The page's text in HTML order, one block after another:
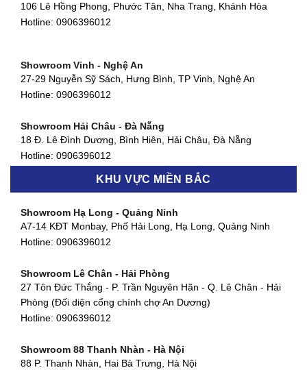
Showroom Quận 11 - TP. HCM
Showroom Quận 4 - TP. HCM
127 Khánh Hội, Phường 3, Quận 4,TP. HCM
Showroom Quận 7 - TP. HCM
877 Huỳnh Tấn Phát, Phú Thuận, Quận 7, TP HCM
Hotline:0906396012
580 Phan Văn Trị, Phường 7, Quận 5, TP HCM
Hotline:0906396012
90 Đ. Cộng Hòa, Phường 4, Tân Bình, TP HCM
Hotline:0906396012
106 Lê Hồng Phong, Phước Tân, Nha Trang, Khánh Hòa
Hotline: 0906396012
Showroom Vinh - Nghệ An
27-29 Nguyễn Sỹ Sách, Hưng Bình, TP Vinh, Nghệ An
Hotline: 0906396012
Showroom Hải Châu - Đà Nẵng
18 Đ. Lê Đình Dương, Bình Hiên, Hải Châu, Đà Nẵng
Hotline: 0906396012
Showroom Thanh Khê - Đà Nẵng
Hotline:0906396012
Showroom Cẩm Lệ - Đà Nẵng
Hotline:0906396012
Showroom Huế
54 Hùng Vương, Phú Hội, Thành phố Huế, Thừa Thiên Huế
KHU VỰC MIỀN BẮC
Showroom Hạ Long - Quảng Ninh
A7-14 KĐT Monbay, Phố Hải Long, Hạ Long, Quảng Ninh
Hotline: 0906396012
Showroom Lê Chân - Hải Phòng
27 Tôn Đức Thắng - P. Trần Nguyên Hãn - Q. Lê Chân - Hải
Phòng (Đối diện cổng chính chợ An Dương)
Hotline: 0906396012
Showroom 88 Thanh Nhàn - Hà Nội
88 P. Thanh Nhàn, Hai Bà Trưng, Hà Nội